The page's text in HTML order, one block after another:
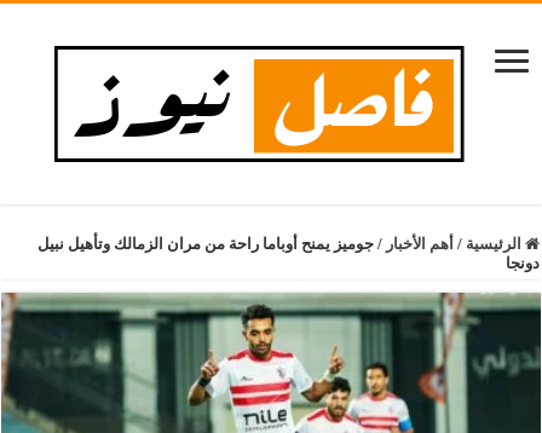
الرئيسية / أهم الأخبار / جوميز يمنح أوباما راحة من مران الزمالك وتأهيل نبيل
دونجا